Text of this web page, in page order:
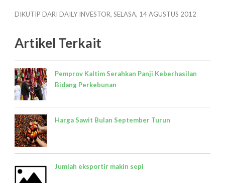
DIKUTIP DARI DAILY INVESTOR, SELASA, 14 AGUSTUS 2012
Artikel Terkait
Pemprov Kaltim Serahkan Panji Keberhasilan
Bidang Perkebunan
Harga Sawit Bulan September Turun
Jumlah eksportir makin sepi